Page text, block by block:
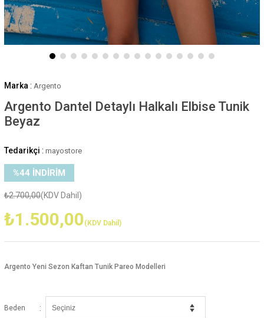
Marka : Argento
Argento Dantel Detaylı Halkalı Elbise Tunik
Beyaz
Tedarikçi : mayostore
%44İNDIRIM
₺2.700,00(KDV Dahil)
₺1.500,00(KDV Dahil)
Argento Yeni Sezon Kaftan Tunik Pareo Modelleri
Beden :